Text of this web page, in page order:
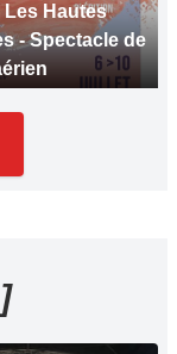
Les Hautes
- Spectacle de
]